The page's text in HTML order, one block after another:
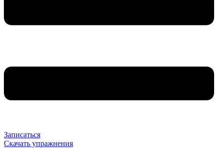
Записаться
Скачать упражнения